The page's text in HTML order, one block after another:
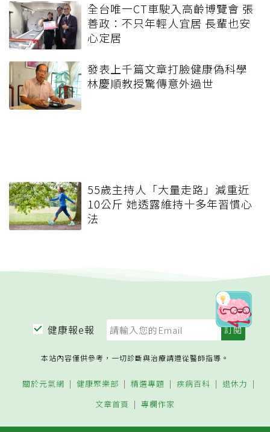
全台唯一CT車駛入高齡博覽會 張
善政：不只年輕人宜居 長輩也安
心定居
發表上千篇文章打臉健康偽科學
林慶順教授驚傳意外過世
55歲主持人「大量走路」減重近
10公斤 她透露維持十多年習慣心
法
健康報e報
本站內容僅供參考，一切診斷與治療請遵從醫師指導。
關於元氣網 健康聚樂部 精選專題 疾病百科
退休力
文章首頁
專欄作家